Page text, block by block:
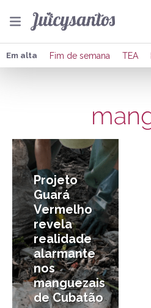
Em alta Fim de semana TEA
Projeto
Guará
Vermelho
revela
realidade
alarmante
nos
manguezais
de Cubatão